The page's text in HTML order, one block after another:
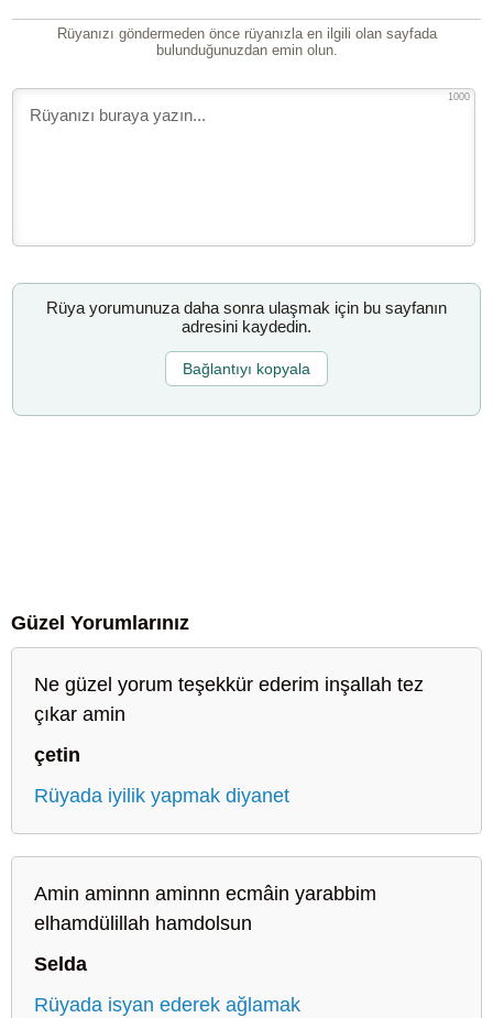
Rüyanızı göndermeden önce rüyanızla en ilgili olan sayfada
bulunduğunuzdan emin olun.
1000
Rüya yorumunuza daha sonra ulaşmak için bu sayfanın
adresini kaydedin.
Bağlantıyı kopyala
Güzel Yorumlarınız
Ne güzel yorum teşekkür ederim inşallah tez
çıkar amin
çetin
Rüyada iyilik yapmak diyanet
Amin aminnn aminnn ecmâin yarabbim
elhamdülillah hamdolsun
Selda
Rüyada isyan ederek ağlamak